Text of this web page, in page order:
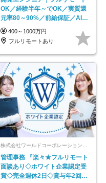
OK／経験半年～でOK／実質還
元率80～90%／前給保証／AI系
など最先端案件多数
400～1000万円
フルリモートあり
株式会社ワールドコーポレーション 採用事業部【上場グループ】
管理事務 『楽々★フルリモート
面談あり◇ホワイト企業認定受
賞◇完全週休2日◇賞与年2回